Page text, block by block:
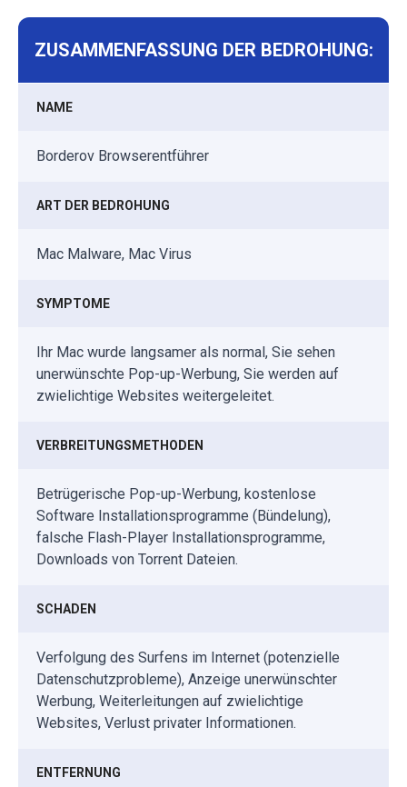
ZUSAMMENFASSUNG DER BEDROHUNG:
NAME
Borderov Browserentführer
ART DER BEDROHUNG
Mac Malware, Mac Virus
SYMPTOME
Ihr Mac wurde langsamer als normal, Sie sehen
unerwünschte Pop-up-Werbung, Sie werden auf
zwielichtige Websites weitergeleitet.
VERBREITUNGSMETHODEN
Betrügerische Pop-up-Werbung, kostenlose
Software Installationsprogramme (Bündelung),
falsche Flash-Player Installationsprogramme,
Downloads von Torrent Dateien.
SCHADEN
Verfolgung des Surfens im Internet (potenzielle
Datenschutzprobleme), Anzeige unerwünschter
Werbung, Weiterleitungen auf zwielichtige
Websites, Verlust privater Informationen.
ENTFERNUNG